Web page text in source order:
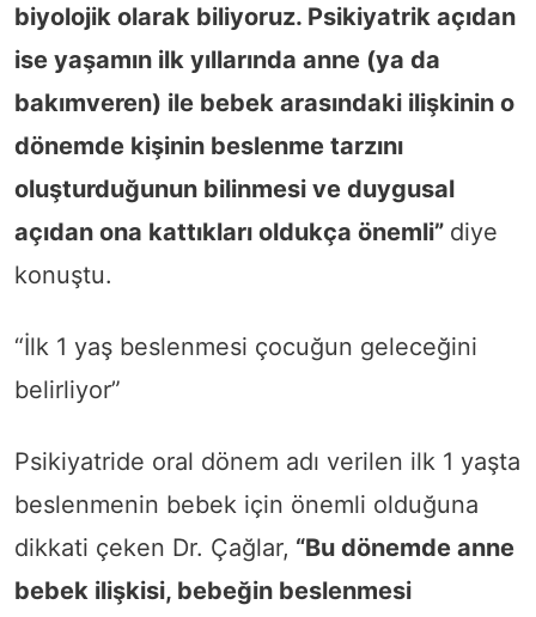
biyolojik olarak biliyoruz. Psikiyatrik açıdan
ise yaşamın ilk yıllarında anne (ya da
bakımveren) ile bebek arasındaki ilişkinin o
dönemde kişinin beslenme tarzını
oluşturduğunun bilinmesi ve duygusal
açıdan ona kattıkları oldukça önemli” diye
konuştu.
“İlk 1 yaş beslenmesi çocuğun geleceğini
belirliyor”
Psikiyatride oral dönem adı verilen ilk 1 yaşta
beslenmenin bebek için önemli olduğuna
dikkati çeken Dr. Çağlar, “Bu dönemde anne
bebek ilişkisi, bebeğin beslenmesi